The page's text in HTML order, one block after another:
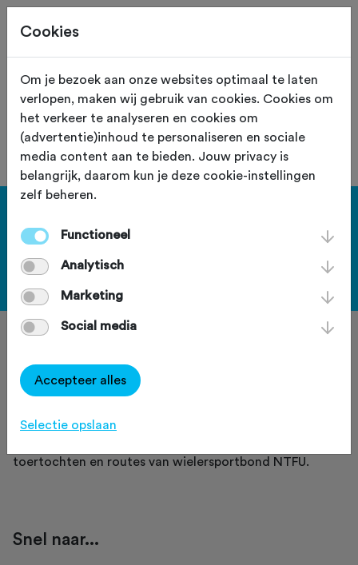
De route met nummer "10585" is niet
gevonden.
voor het PLUS account.
Bekijk de voordelen
toertochten en routes van wielersportbond NTFU.
Snel naar...
Cookies
Om je bezoek aan onze websites optimaal te laten
verlopen, maken wij gebruik van cookies. Cookies om
het verkeer te analyseren en cookies om
(advertentie)inhoud te personaliseren en sociale
media content aan te bieden. Jouw privacy is
belangrijk, daarom kun je deze cookie-instellingen
zelf beheren.
Functioneel
Analytisch
Marketing
Social media
Accepteer alles
Selectie opslaan